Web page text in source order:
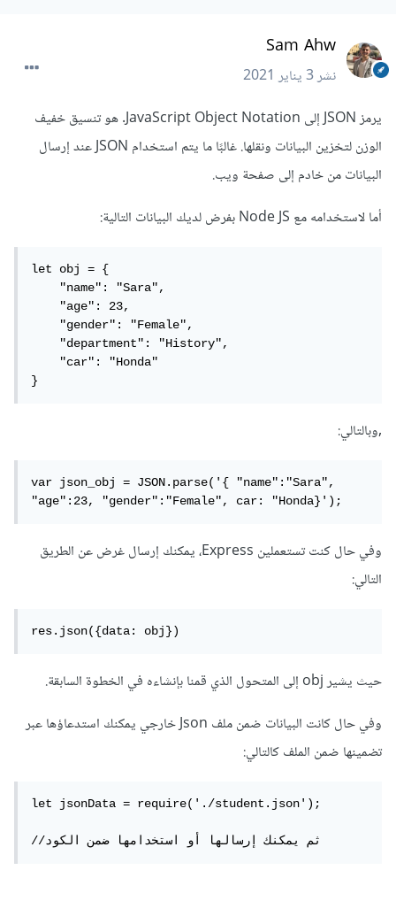
Sam Ahw
نشر3 يناير 2021
يرمز JSON إلى JavaScript Object Notation. هو تنسيق خفيف
الوزن لتخزين البيانات ونقلها. غالبًا ما يتم استخدام JSON عند إرسال
البيانات من خادم إلى صفحة ويب.
أما لاستخدامه مع Node JS بفرض لديك البيانات التالية:
let obj = {
    "name": "Sara",
    "age": 23,
    "gender": "Female",
    "department": "History",
    "car": "Honda"
}
,وبالتالي:
var json_obj = JSON.parse('{ "name":"Sara",
"age":23, "gender":"Female", car: "Honda}');
وفي حال كنت تستعملين Express، يمكنك إرسال غرض عن الطريق
التالي:
res.json({data: obj})
حيث يشير obj إلى المتحول الذي قمنا بإنشاءه في الخطوة السابقة.
وفي حال كانت البيانات ضمن ملف Json خارجي يمكنك استدعاؤها عبر
تضمينها ضمن الملف كالتالي:
let jsonData = require('./student.json');
//ثم يمكنك إرسالها أو استخدامها ضمن الكود